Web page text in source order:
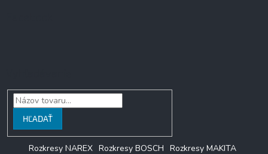
HĽADAŤ
Rozkresy NAREX Rozkresy BOSCH Rozkresy MAKITA